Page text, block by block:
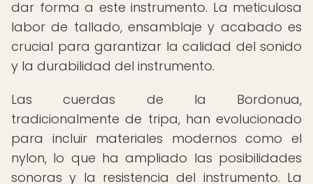
dar forma a este instrumento. La meticulosa
labor de tallado, ensamblaje y acabado es
crucial para garantizar la calidad del sonido
y la durabilidad del instrumento.
Las cuerdas de la Bordonua,
tradicionalmente de tripa, han evolucionado
para incluir materiales modernos como el
nylon, lo que ha ampliado las posibilidades
sonoras y la resistencia del instrumento. La